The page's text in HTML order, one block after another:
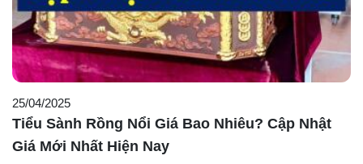
25/04/2025
Tiểu Sành Rồng Nổi Giá Bao Nhiêu? Cập Nhật
Giá Mới Nhất Hiện Nay